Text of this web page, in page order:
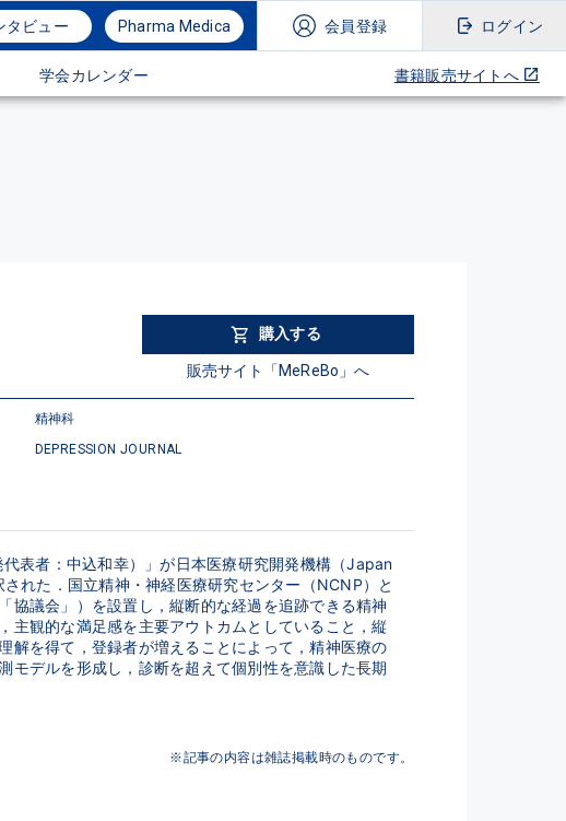
タビュー Pharma Medica 会員登録 ログイン
学会カレンダー 書籍販売サイトへ
購入する
販売サイト「MeReBo」へ
精神科
DEPRESSION JOURNAL
表者：中込和幸）」が日本医療研究開発機構（Japan
れた．国立精神・神経医療研究センター（NCNP）と
協議会」）を設置し，縦断的な経過を追跡できる精神
主観的な満足感を主要アウトカムとしていること，縦
解を得て，登録者が増えることによって，精神医療の
モデルを形成し，診断を超えて個別性を意識した長期
※記事の内容は雑誌掲載時のものです。